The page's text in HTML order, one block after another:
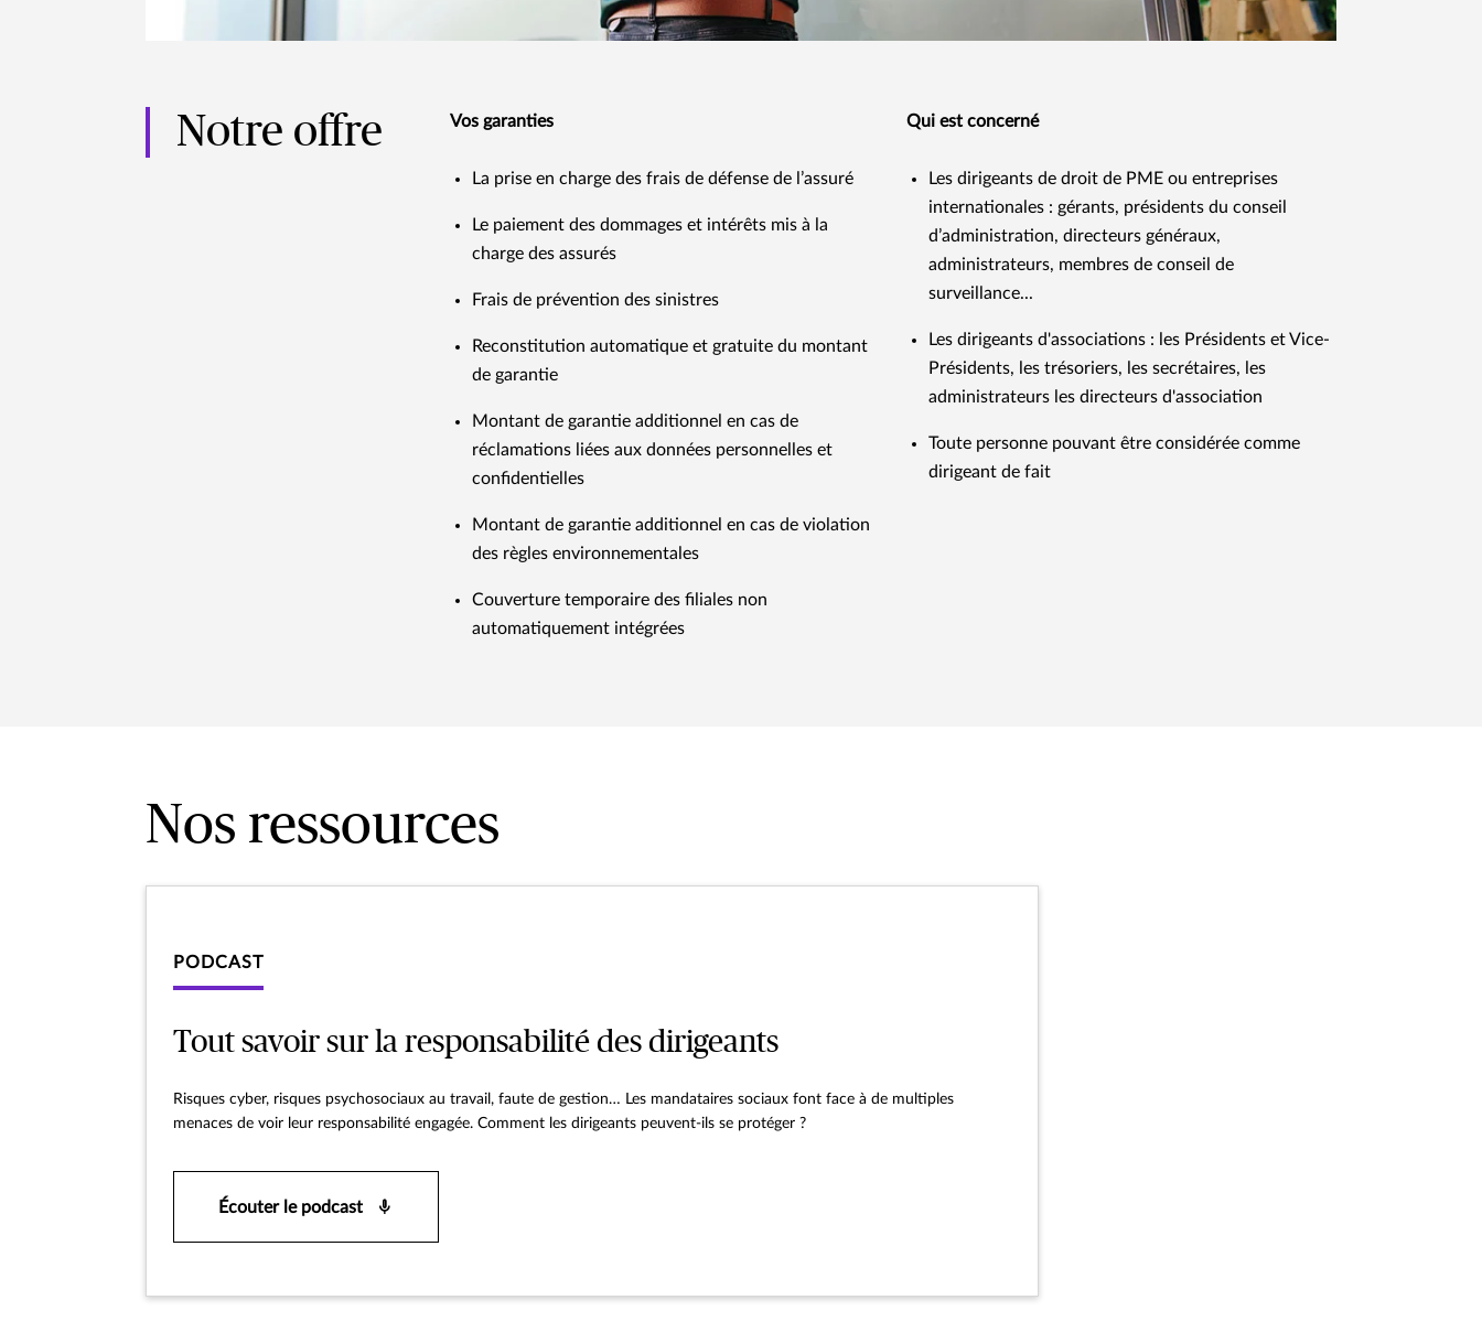
Notre offre Vos garanties
La prise en charge des frais de défense de l’assuré
Le paiement des dommages et intérêts mis à la
charge des assurés
Frais de prévention des sinistres
Reconstitution automatique et gratuite du montant
de garantie
Montant de garantie additionnel en cas de
réclamations liées aux données personnelles et
confidentielles
Montant de garantie additionnel en cas de violation
des règles environnementales
Couverture temporaire des filiales non
automatiquement intégrées
Qui est concerné
Les dirigeants de droit de PME ou entreprises
internationales : gérants, présidents du conseil
d’administration, directeurs généraux,
administrateurs, membres de conseil de
surveillance...
Les dirigeants d'associations : les Présidents et Vice-
Présidents, les trésoriers, les secrétaires, les
administrateurs les directeurs d'association
Toute personne pouvant être considérée comme
dirigeant de fait
Nos ressources
PODCAST
Tout savoir sur la responsabilité des dirigeants
Risques cyber, risques psychosociaux au travail, faute de gestion… Les mandataires sociaux font face à de multiples
menaces de voir leur responsabilité engagée. Comment les dirigeants peuvent-ils se protéger ?
Écouter le podcast